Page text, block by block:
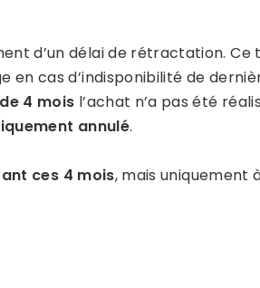
d’un délai de rétractation. Ce
cas d’indisponibilité de
4 mois l’achat n’a pas été
annulé.
ces 4 mois, mais uniquement